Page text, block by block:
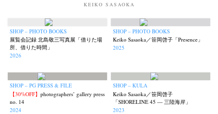
KEIKO SASAOKA
SHOP – PHOTO BOOKS
展覧会記録 北島敬三写真展「借りた場
所、借りた時間」
2026
SHOP – PHOTO BOOKS
Keiko Sasaoka／笹岡啓子「Presence」
2025
SHOP – PG PRESS & FILE
【30%OFF】photographers’ gallery press
no. 14
2024
SHOP – KULA
Keiko Sasaoka／笹岡啓子
「SHORELINE 45 — 三陸海岸」
2023